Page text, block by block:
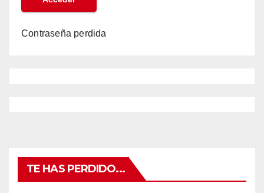
Contraseña perdida
TE HAS PERDIDO...